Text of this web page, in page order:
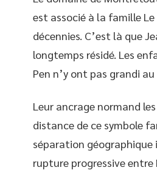
est associé à la famille Le
décennies. C’est là que
longtemps résidé. Les
Pen n’y ont pas grandi
Leur ancrage normand
distance de ce symbole
séparation géographique
rupture progressive entre